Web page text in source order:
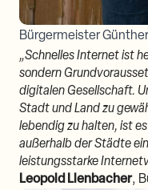
Bürgermeister
„Schnelles Internet ist
sondern
digitalen Gesellschaft.
Stadt und Land zu
lebendig zu halten, ist
außerhalb der Städte
leistungsstarke
Leopold Lienbacher,